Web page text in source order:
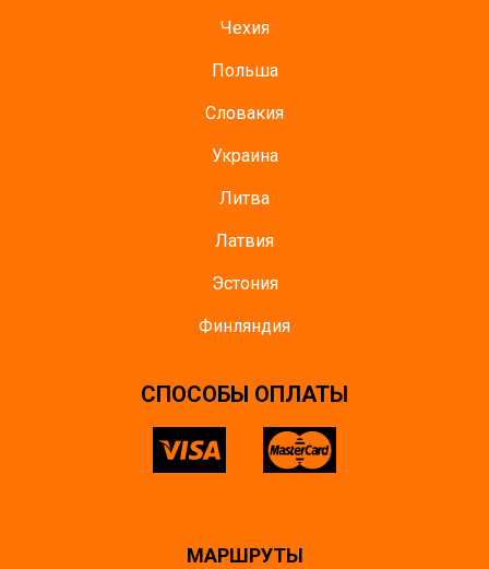
Чехия
Польша
Словакия
Украина
Литва
Латвия
Эстония
Финляндия
CПОСОБЫ ОПЛАТЫ
МАРШРУТЫ